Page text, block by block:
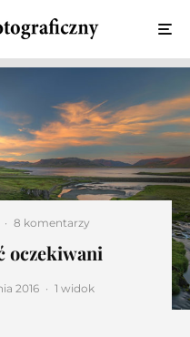
· 8 komentarzy
oczekiwani
2016 · 1 widok